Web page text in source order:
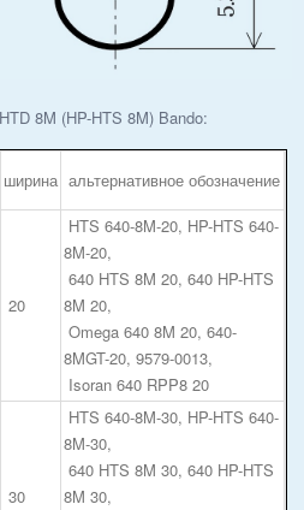
8M (HP-HTS 8M) Bando:
ширина альтернативное обозначение
20
HTS 640-8M-20, HP-HTS 640-
8M-20,
640 HTS 8M 20, 640 HP-HTS
8M 20,
Omega 640 8M 20, 640-
8MGT-20, 9579-0013,
Isoran 640 RPP8 20
30
HTS 640-8M-30, HP-HTS 640-
8M-30,
640 HTS 8M 30, 640 HP-HTS
8M 30,